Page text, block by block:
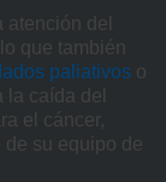
atención del
que también
paliativoso
caída del
el cáncer,
de su equipo de